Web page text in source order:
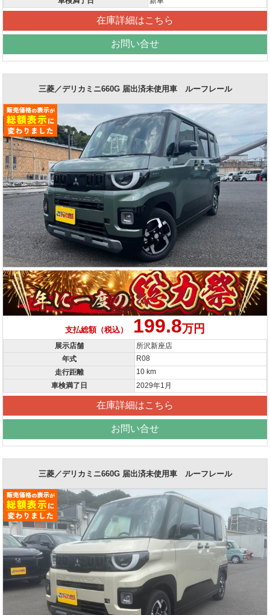
在庫詳細はこちら
お問い合せ
三菱／デリカミニ660G 届出済未使用車 ルーフレール
支払総額（税込） 199.8万円
展示店舗
所沢新座店
年式
R08
走行距離
10 km
車検満了日
2029年1月
在庫詳細はこちら
お問い合せ
三菱／デリカミニ660G 届出済未使用車 ルーフレール